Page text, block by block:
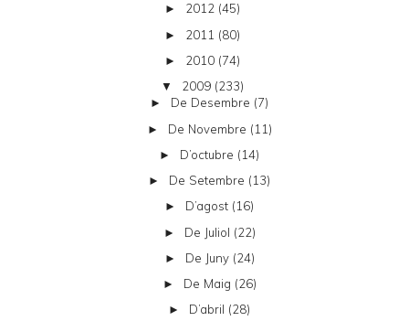
► 2012 (45)
► 2011 (80)
► 2010 (74)
▼ 2009 (233)
► De Desembre (7)
► De Novembre (11)
► D’octubre (14)
► De Setembre (13)
► D’agost (16)
► De Juliol (22)
► De Juny (24)
► De Maig (26)
► D’abril (28)